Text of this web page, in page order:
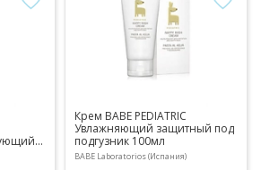
Крем BABE PEDIATRIC
Увлажняющий защитный под
подгузник 100мл
BABE Laboratorios (Испания)